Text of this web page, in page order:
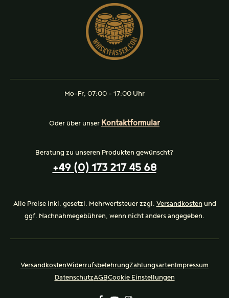
Mo-Fr, 07:00 - 17:00 Uhr
Oder über unser Kontaktformular
Beratung zu unseren Produkten gewünscht?
+49 (0) 173 217 45 68
Alle Preise inkl. gesetzl. Mehrwertsteuer zzgl. Versandkosten und
ggf. Nachnahmegebühren, wenn nicht anders angegeben.
VersandkostenWiderrufsbelehrungZahlungsartenImpressum
DatenschutzAGBCookie Einstellungen